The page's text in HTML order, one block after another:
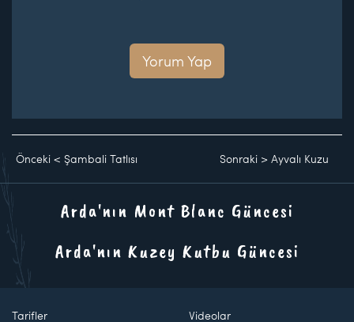
Yorum Yap
Önceki < Şambali Tatlısı Sonraki >Ayvalı Kuzu
Arda'nın Mont Blanc Güncesi
Arda'nın Kuzey Kutbu Güncesi
Tarifler Videolar